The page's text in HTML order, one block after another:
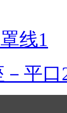
线1
－平口